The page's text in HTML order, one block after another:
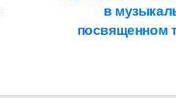
в
посвященном